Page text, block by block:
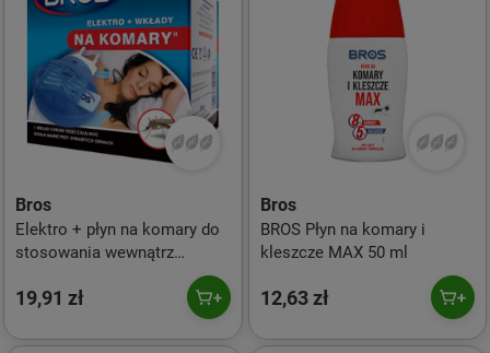
Bros
Elektro + płyn na komary do
stosowania wewnątrz
19,91 zł
Bros
BROS Płyn na komary i
kleszcze MAX 50 ml
12,63 zł